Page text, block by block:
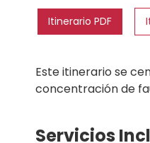
Itinerario PDF
Este itinerario se
concentración de
Servicios